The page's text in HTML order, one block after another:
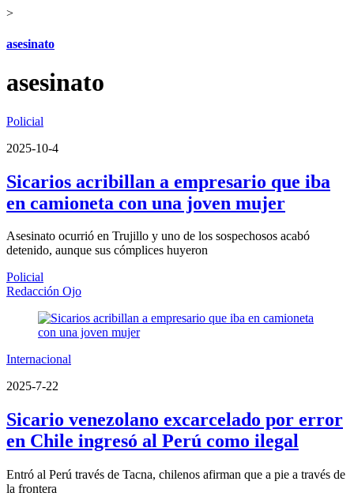
>
asesinato
asesinato
Policial
2025-10-4
Sicarios acribillan a empresario que iba
en camioneta con una joven mujer
Asesinato ocurrió en Trujillo y uno de los sospechosos acabó
detenido, aunque sus cómplices huyeron
Policial
Redacción Ojo
Internacional
2025-7-22
Sicario venezolano excarcelado por error
en Chile ingresó al Perú como ilegal
Entró al Perú través de Tacna, chilenos afirman que a pie a través de
la frontera